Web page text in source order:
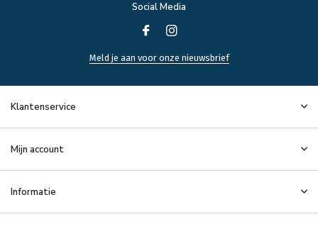
Social Media
Meld je aan voor onze nieuwsbrief
Klantenservice
Mijn account
Informatie